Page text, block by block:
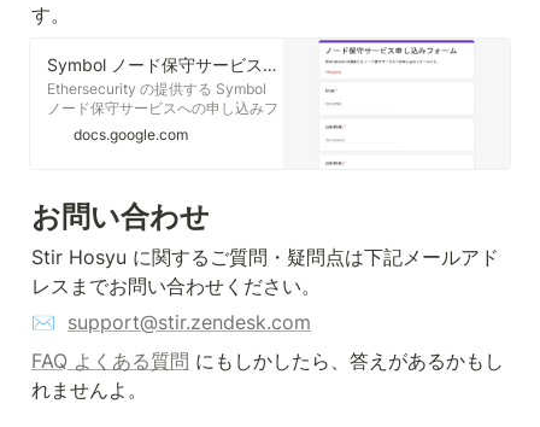
す。
Symbol ノード保守サービス申し込みフォーム
Ethersecurity の提供する Symbol
ノード保守サービスへの申し込みフ
ォームです。
docs.google.com
お問い合わせ
Stir Hosyu に関するご質問・疑問点は下記メールアド
レスまでお問い合わせください。
✉️ support@stir.zendesk.com
FAQ よくある質問 にもしかしたら、答えがあるかもし
れませんよ。